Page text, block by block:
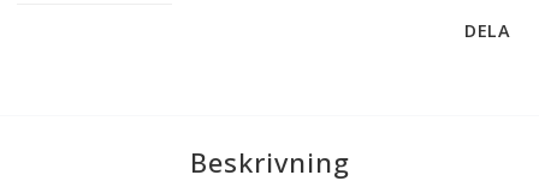
DELA
Beskrivning